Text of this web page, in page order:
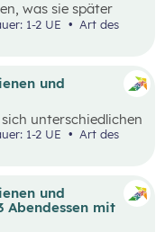
was sie später
finden heraus, wie
zukünftig ausüben
das sie frei
findet eine
eigenen
und
statt.
in der
sind als
1-2 UE
und
unterschiedlichen
miteinander die
Geld-Typen zu
im Alltag schon in
aber auch wie sie
Konsum
1-2 UE
Art des
und
Abendessen mit